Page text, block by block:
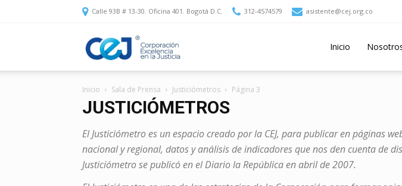
Calle 93B # 13-30. Oficina 401. Bogotá D.C. 312-4574579 asistente@cej.org.co
Excelencia
en
Inicio
Inicio Sala de Prensa Justiciómetros Página 3
JUSTICIÓMETROS
El Justiciómetro es un espacio creado por la CEJ, para publicar en páginas
nacional y regional, datos y análisis de indicadores que nos den cuenta de
Justiciómetro se publicó en el Diario la República en abril de 2007.